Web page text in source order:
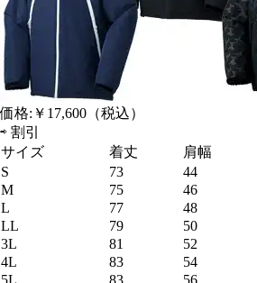
価格: ￥17,600 （税込）
⇨ 割引
サイズ
着丈 肩幅
S
73 44
M
75 46
L
77 48
LL
79 50
3L
81 52
4L
83 54
5L
83 56